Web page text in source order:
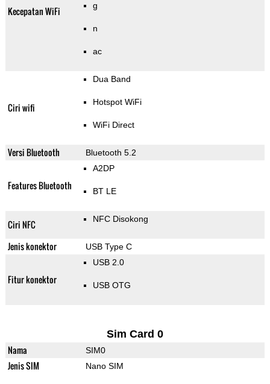
Kecepatan WiFi g
n
ac
Ciri wifi
Dua Band
Hotspot WiFi
WiFi Direct
Versi Bluetooth Bluetooth 5.2
Features Bluetooth
A2DP
BT LE
Ciri NFC NFC Disokong
Jenis konektor USB Type C
Fitur konektor
USB 2.0
USB OTG
Sim Card 0
Nama SIM0
Jenis SIM Nano SIM